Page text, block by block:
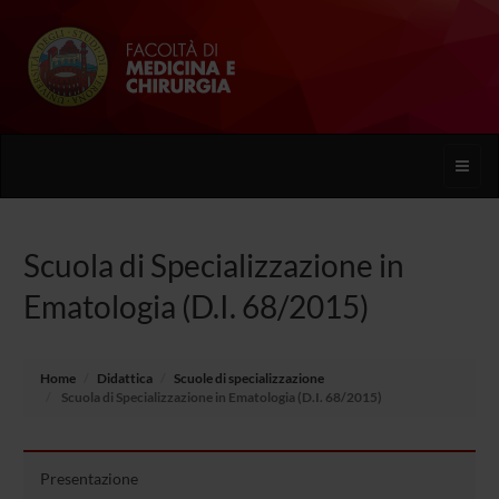
Toggle
Scuola di Specializzazione in
Ematologia (D.I. 68/2015)
Home Didattica
Scuole di specializzazione
Scuola di Specializzazione in Ematologia (D.I. 68/2015)
Presentazione